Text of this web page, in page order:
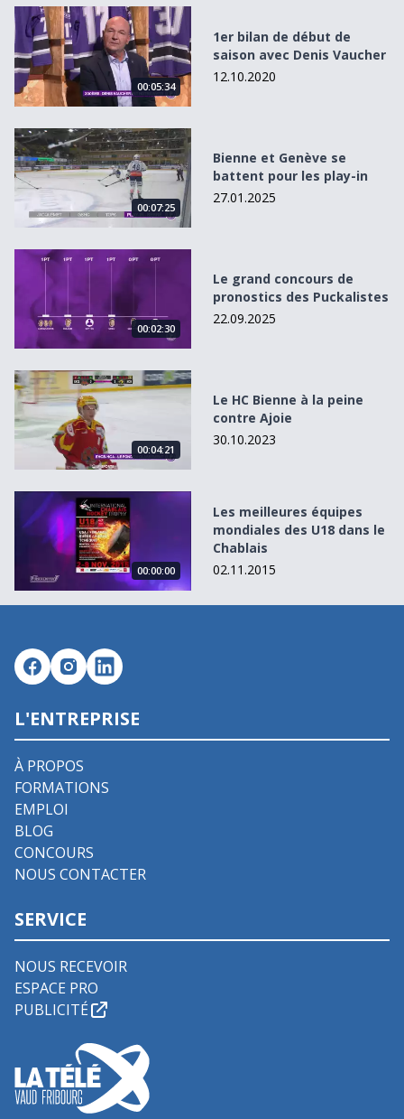
1er bilan de début de saison avec Denis Vaucher
00:05:34
1er bilan de début de
saison avec Denis Vaucher
12.10.2020
Bienne et Genève se battent pour les play-in
00:07:25
Bienne et Genève se
battent pour les play-in
27.01.2025
Le grand concours de pronostics des Puckalistes
00:02:30
Le grand concours de
pronostics des Puckalistes
22.09.2025
Le HC Bienne à la peine contre Ajoie
00:04:21
Le HC Bienne à la peine
contre Ajoie
30.10.2023
Les meilleures équipes mondiales des U18 dans le
00:00:00
Les meilleures équipes
mondiales des U18 dans le
Chablais
02.11.2015
L'ENTREPRISE
À PROPOS
FORMATIONS
EMPLOI
BLOG
CONCOURS
NOUS CONTACTER
SERVICE
NOUS RECEVOIR
ESPACE PRO
PUBLICITÉ